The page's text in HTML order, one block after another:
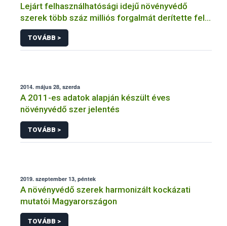
Lejárt felhasználhatósági idejű növényvédő
szerek több száz milliós forgalmát derítette fel a
NÉBIH
TOVÁBB >
2014. május 28, szerda
A 2011-es adatok alapján készült éves
növényvédő szer jelentés
TOVÁBB >
2019. szeptember 13, péntek
A növényvédő szerek harmonizált kockázati
mutatói Magyarországon
TOVÁBB >